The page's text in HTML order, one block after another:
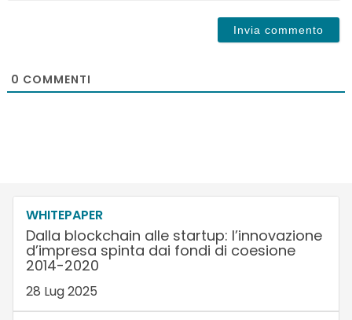
0 COMMENTI
WHITEPAPER
Dalla blockchain alle startup: l’innovazione
d’impresa spinta dai fondi di coesione
2014-2020
28 Lug 2025